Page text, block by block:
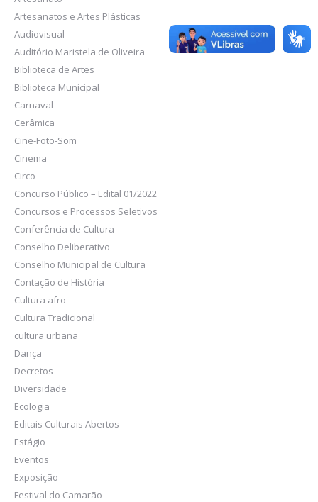
Artesanatos e Artes Plásticas
Audiovisual
Auditório Maristela de Oliveira
Biblioteca de Artes
Biblioteca Municipal
Carnaval
Cerâmica
Cine-Foto-Som
Cinema
Circo
Concurso Público – Edital 01/2022
Concursos e Processos Seletivos
Conferência de Cultura
Conselho Deliberativo
Conselho Municipal de Cultura
Contação de História
Cultura afro
Cultura Tradicional
cultura urbana
Dança
Decretos
Diversidade
Ecologia
Editais Culturais Abertos
Estágio
Eventos
Exposição
Festival do Camarão